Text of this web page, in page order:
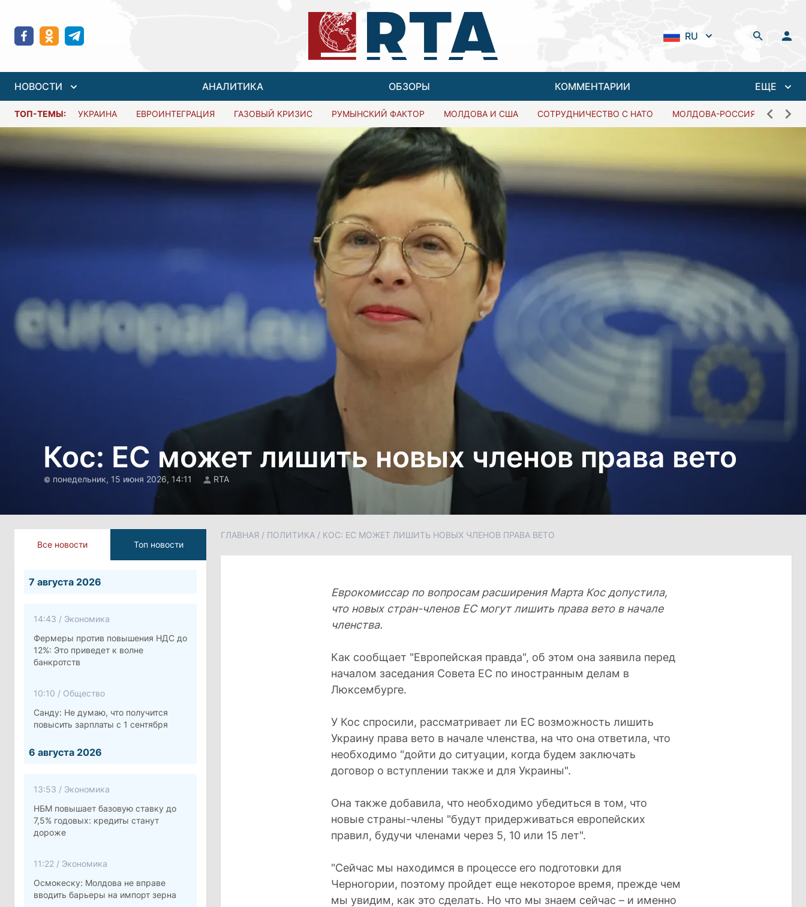
RU
НОВОСТИ АНАЛИТИКА ОБЗОРЫ КОММЕНТАРИИ ЕЩЕ
ТОП-ТЕМЫ: УКРАИНА ЕВРОИНТЕГРАЦИЯ ГАЗОВЫЙ КРИЗИС РУМЫНСКИЙ ФАКТОР МОЛДОВА И США СОТРУДНИЧЕСТВО С НАТО МОЛДОВА-РОССИЯ
Кос: ЕС может лишить новых членов права вето
понедельник, 15 июня 2026, 14:11 RTA
Все новости Топ новости
7 августа 2026
14:43 / Экономика
Фермеры против повышения НДС до
12%: Это приведет к волне
банкротств
10:10 / Общество
Санду: Не думаю, что получится
повысить зарплаты с 1 сентября
6 августа 2026
13:53 / Экономика
НБМ повышает базовую ставку до
7,5% годовых: кредиты станут
дороже
11:22 / Экономика
Осмокеску: Молдова не вправе
вводить барьеры на импорт зерна
ГЛАВНАЯ / ПОЛИТИКА / КОС: ЕС МОЖЕТ ЛИШИТЬ НОВЫХ ЧЛЕНОВ ПРАВА ВЕТО
Еврокомиссар по вопросам расширения Марта Кос допустила,
что новых стран-членов ЕС могут лишить права вето в начале
членства.
Как сообщает "Европейская правда", об этом она заявила перед
началом заседания Совета ЕС по иностранным делам в
Люксембурге.
У Кос спросили, рассматривает ли ЕС возможность лишить
Украину права вето в начале членства, на что она ответила, что
необходимо "дойти до ситуации, когда будем заключать
договор о вступлении также и для Украины".
Она также добавила, что необходимо убедиться в том, что
новые страны-члены "будут придерживаться европейских
правил, будучи членами через 5, 10 или 15 лет".
"Сейчас мы находимся в процессе его подготовки для
Черногории, поэтому пройдет еще некоторое время, прежде чем
мы увидим, как это сделать. Но что мы знаем сейчас – и именно